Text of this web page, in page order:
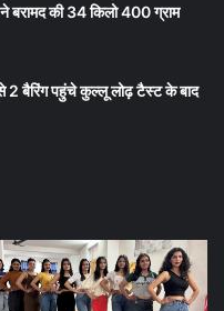
बरामद की 34 किलो 400 ग्राम
2 बैरिंग पहुंचे कुल्लू लोढ़ टैस्ट के बाद